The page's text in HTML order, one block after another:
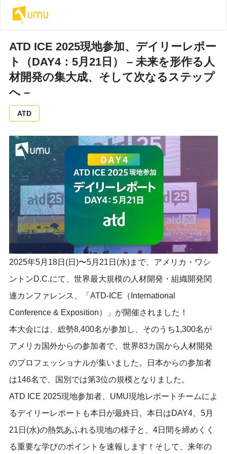
ATD ICE 2025現地参加、デイリーレポー
ト（DAY4：5月21日） – 未来を形作る人
材開発の集大成、そして次なるステップ
へ –
ATD
2025年5月18日(日)〜5月21日(水)まで、アメリカ・ワシ
ントンD.C.にて、世界最大規模の人材開発・組織開発関
連カンファレンス、「ATD-ICE（International
Conference & Exposition）」が開催されました！
本大会には、総勢8,400名が参加し、そのうち1,300名が
アメリカ国外からの参加者で、世界83カ国から人材開発
のプロフェッショナルが集いました。日本からの参加者
は146名で、国別では第3位の規模となりました。
ATD ICE 2025現地参加者、UMU現地レポートチームによ
るデイリーレポートも本日が最終日。本日はDAY4、5月
21日(水)の熱気あふれる現地の様子と、4日間を締めくく
る重要な学びのポイントを速報します！そして、来年の